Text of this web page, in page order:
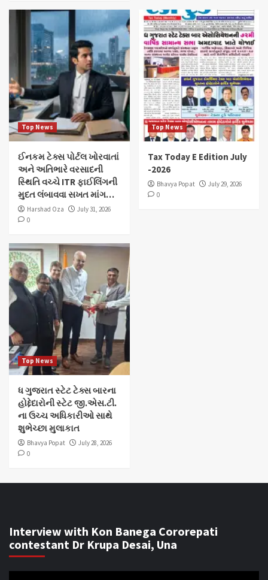
Top News
ઈનકમ ટેક્સ પોર્ટલ ખોરવાતાં
અને અતિભારે વરસાદની
સ્થિતિ વચ્ચે ITR ફાઈલિંગની
મુદત લંબાવવા સખત માંગ…
Harshad Oza
July 31, 2026
0
Top News
Tax Today E Edition July
-2026
Bhavya Popat
July 29, 2026
0
Top News
ધ ગુજરાત સ્ટેટ ટેક્સ બારના
હોદ્દેદારોની સ્ટેટ જી.એસ.ટી.
ના ઉચ્ચ અધિકારીઓ સાથે
શુભેચ્છા મુલાકાત
Bhavya Popat
July 28, 2026
0
Interview with Kon Banega Cororepati
contestant Dr Krupa Desai, Una